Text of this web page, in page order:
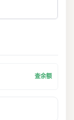
查余额